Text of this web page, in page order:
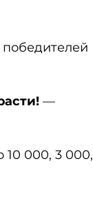
—
000, 3 000,